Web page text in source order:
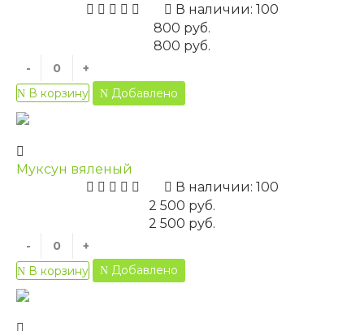
В наличии: 100
800 руб.
800 руб.
-
+
В корзину
Добавлено
Муксун вяленый
В наличии: 100
2 500 руб.
2 500 руб.
-
+
В корзину
Добавлено